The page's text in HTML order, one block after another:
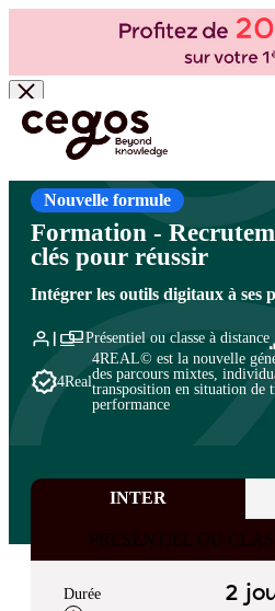
Skip to main content
Vous êtes ici : Accueil >Cegos, organisme de
>Marque employeur et recrutement
Nouvelle formule
Formation -
clés pour réussir
Intégrer les outils digitaux à ses
Présentiel ou classe à distance
4Real
4REAL© est la nouvelle
des parcours mixtes,
transposition en situation de
performance
INTER
PRESENTIEL OU
Durée 2